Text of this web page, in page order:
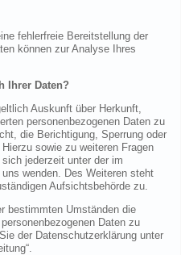
fehlerfreie Bereitstellung der
können zur Analyse Ihres
Ihrer Daten?
Auskunft über Herkunft,
personenbezogenen Daten zu
die Berichtigung, Sperrung oder
sowie zu weiteren Fragen
jederzeit unter der im
wenden. Des Weiteren steht
Aufsichtsbehörde zu.
bestimmten Umständen die
Daten zu
der Datenschutzerklärung unter